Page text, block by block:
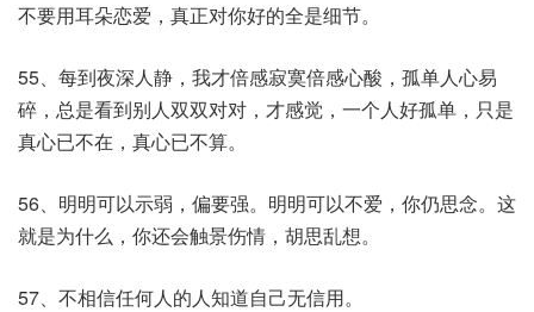
不要用耳朵恋爱，真正对你好的全是细节。
55、每到夜深人静，我才倍感寂寞倍感心酸，孤单人心易
碎，总是看到别人双双对对，才感觉，一个人好孤单，只是
真心已不在，真心已不算。
56、明明可以示弱，偏要强。明明可以不爱，你仍思念。这
就是为什么，你还会触景伤情，胡思乱想。
57、不相信任何人的人知道自己无信用。